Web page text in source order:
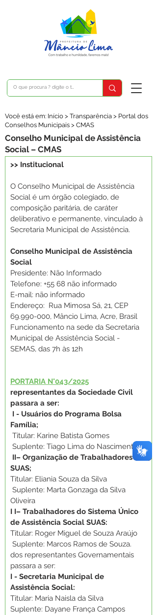
Você está em: Início > Transparência > Portal dos
Conselhos Municipais > CMAS
Conselho Municipal de Assistência
Social – CMAS
>> Institucional
O Conselho Municipal de Assistência
Social é um órgão colegiado, de
composição paritária, de caráter
deliberativo e permanente, vinculado à
Secretaria Municipal de Assistência.
Conselho Municipal de Assistência
Social
Presidente: Não Informado
Telefone: +55 68 não informado
E-mail: não informado
Endereço: Rua Mimosa Sá, 21, CEP
69.990-000, Mâncio Lima, Acre, Brasil
Funcionamento na sede da Secretaria
Municipal de Assistência Social -
SEMAS, das 7h às 12h
PORTARIA N°043/2025
representantes da Sociedade Civil
passara a ser:
Família;
Titular: Karine Batista Gomes
Suplente: Tiago Lima do Nascimento
II– Organização de Trabalhadores do
SUAS;
Titular: Eliania Souza da Silva
Oliveira
I I– Trabalhadores do Sistema Único
de Assistência Social SUAS:
Titular: Roger Miguel de Souza Araújo
Suplente: Marcos Ramos de Souza.
dos representantes Governamentais
passara a ser:
I - Secretaria Municipal de
Assistência Social:
Titular: Maria Naisla da Silva
Suplente: Dayane França Campos